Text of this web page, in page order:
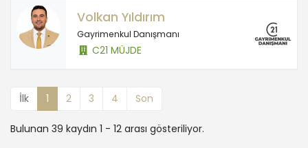
Volkan Yıldırım
Gayrimenkul Danışmanı
C21 MÜJDE
İlk 1 2 3 4 Son
Bulunan 39 kaydın 1 - 12 arası gösteriliyor.